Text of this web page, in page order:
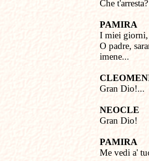
Che t'arresta?
PAMIRA
I miei
O padre,
imene...
Gran Dio!...
NEOCLE
Gran Dio!
PAMIRA
Me vedi a'